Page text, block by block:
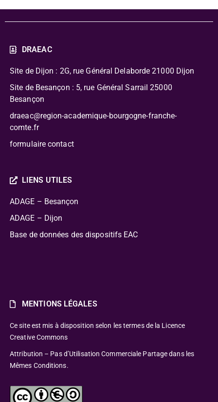
DRAEAC
Site de Dijon : 2G, rue Général Delaborde 21000 Dijon
Site de Besançon : 5, rue Général Sarrail 25000
Besançon
draeac@region-academique-bourgogne-franche-
comte.fr
formulaire contact
LIENS UTILES
ADAGE – Besançon
ADAGE – Dijon
Base de données des dispositifs EAC
MENTIONS LÉGALES
Ce site est mis à disposition selon les termes de la Licence
Creative Commons
Attribution – Pas d’Utilisation Commerciale Partage dans les
Mêmes Conditions.